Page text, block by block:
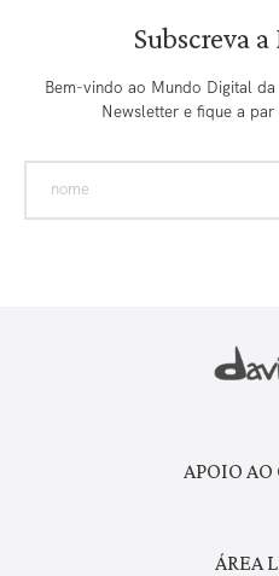
Subscreva
Bem-vindo ao Mundo Digital
Newsletter e fique a
APOIO
ÁREA